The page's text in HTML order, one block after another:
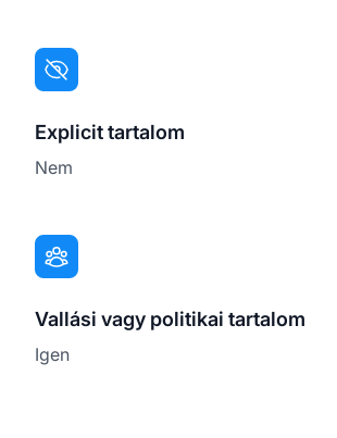
Explicit tartalom
Nem
Vallási vagy politikai tartalom
Igen